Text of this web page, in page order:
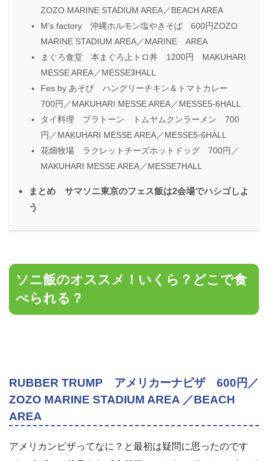
ZOZO MARINE STADIUM AREA／BEACH AREA
M’s factory 沖縄ホルモン塩やきそば 600円ZOZO
MARINE STADIUM AREA／MARINE AREA
まぐろ食堂 本まぐろ上トロ丼 1200円 MAKUHARI
MESSE AREA／MESSE3HALL
Fes by あそび ハングリーチキン＆トマトカレー
700円／MAKUHARI MESSE AREA／MESSE5-6HALL
タイ料理 プラトーン トムヤムクンラーメン 700
円／MAKUHARI MESSE AREA／MESSE5-6HALL
花畑牧場 ラクレットチーズホットドッグ 700円／
MAKUHARI MESSE AREA／MESSE7HALL
まとめ サマソニ東京のフェス飯は2会場でハシゴしよ
う
ソニ飯のオススメ！いくら？どこで食
べられる？
RUBBER TRUMP アメリカーナピザ 600円／
ZOZO MARINE STADIUM AREA ／BEACH
AREA
アメリカンピザってなに？と最初は疑問に思ったのです